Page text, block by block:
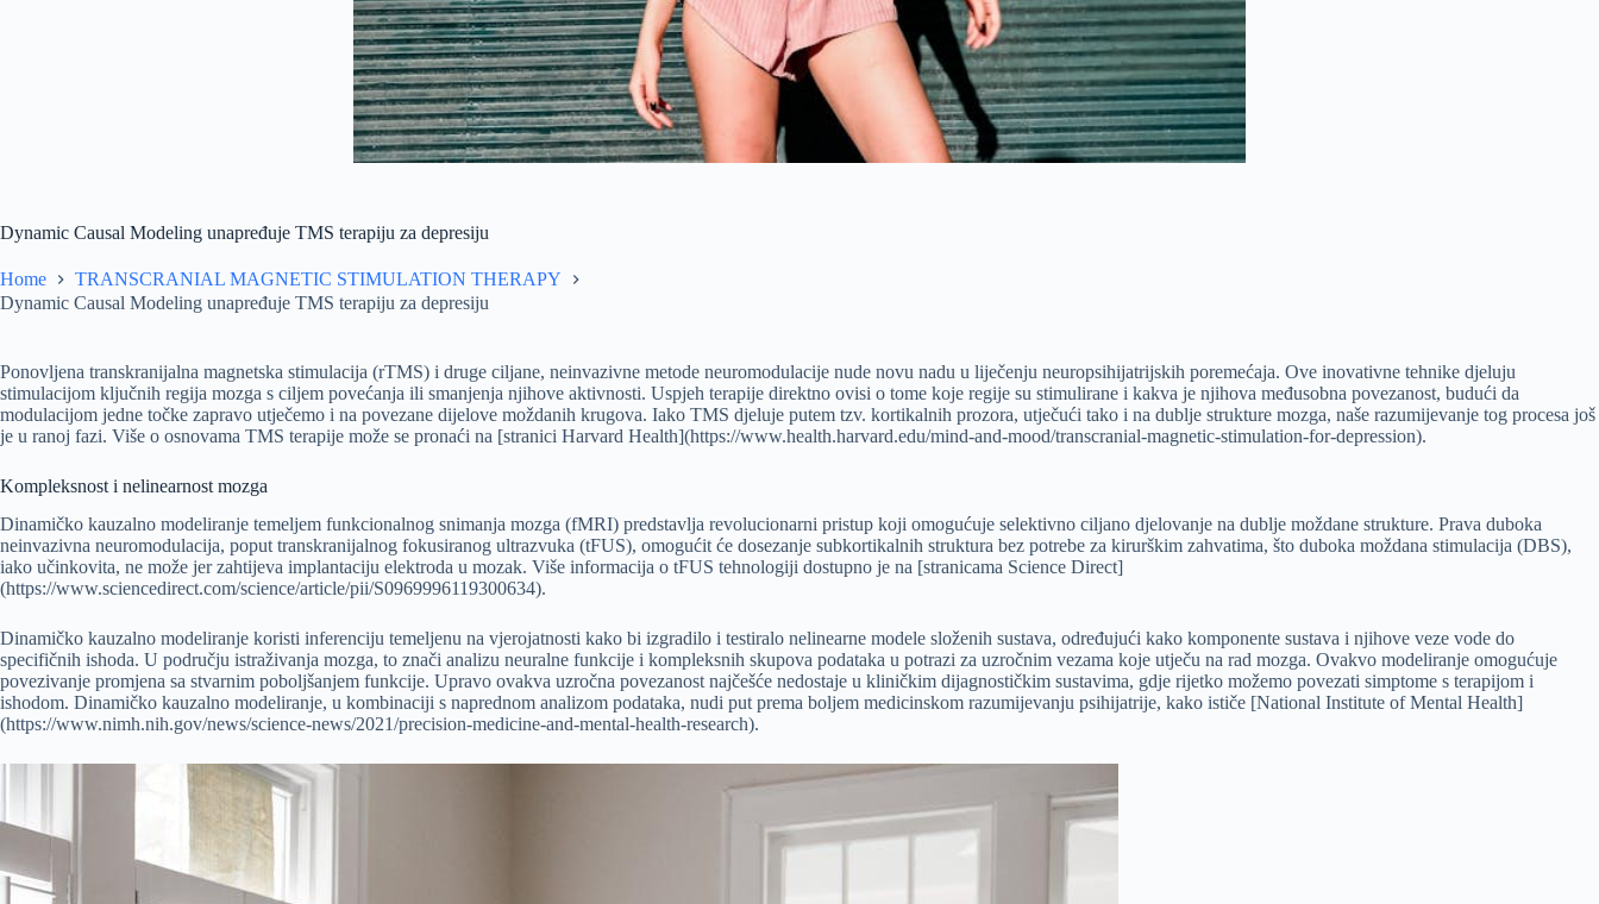
Dynamic Causal Modeling unapređuje TMS terapiju za depresiju
Home
TRANSCRANIAL MAGNETIC STIMULATION THERAPY
Dynamic Causal Modeling unapređuje TMS terapiju za depresiju
Ponovljena transkranijalna magnetska stimulacija (rTMS) i druge ciljane, neinvazivne metode neuromodulacije nude novu nadu u liječenju neuropsihijatrijskih poremećaja. Ove inovativne tehnike djeluju
stimulacijom ključnih regija mozga s ciljem povećanja ili smanjenja njihove aktivnosti. Uspjeh terapije direktno ovisi o tome koje regije su stimulirane i kakva je njihova međusobna povezanost, budući da
modulacijom jedne točke zapravo utječemo i na povezane dijelove moždanih krugova. Iako TMS djeluje putem tzv. kortikalnih prozora, utječući tako i na dublje strukture mozga, naše razumijevanje tog procesa još
je u ranoj fazi. Više o osnovama TMS terapije može se pronaći na [stranici Harvard Health](https://www.health.harvard.edu/mind-and-mood/transcranial-magnetic-stimulation-for-depression).
Kompleksnost i nelinearnost mozga
Dinamičko kauzalno modeliranje temeljem funkcionalnog snimanja mozga (fMRI) predstavlja revolucionarni pristup koji omogućuje selektivno ciljano djelovanje na dublje moždane strukture. Prava duboka
neinvazivna neuromodulacija, poput transkranijalnog fokusiranog ultrazvuka (tFUS), omogućit će dosezanje subkortikalnih struktura bez potrebe za kirurškim zahvatima, što duboka moždana stimulacija (DBS),
iako učinkovita, ne može jer zahtijeva implantaciju elektroda u mozak. Više informacija o tFUS tehnologiji dostupno je na [stranicama Science Direct]
(https://www.sciencedirect.com/science/article/pii/S0969996119300634).
Dinamičko kauzalno modeliranje koristi inferenciju temeljenu na vjerojatnosti kako bi izgradilo i testiralo nelinearne modele složenih sustava, određujući kako komponente sustava i njihove veze vode do
specifičnih ishoda. U području istraživanja mozga, to znači analizu neuralne funkcije i kompleksnih skupova podataka u potrazi za uzročnim vezama koje utječu na rad mozga. Ovakvo modeliranje omogućuje
povezivanje promjena sa stvarnim poboljšanjem funkcije. Upravo ovakva uzročna povezanost najčešće nedostaje u kliničkim dijagnostičkim sustavima, gdje rijetko možemo povezati simptome s terapijom i
ishodom. Dinamičko kauzalno modeliranje, u kombinaciji s naprednom analizom podataka, nudi put prema boljem medicinskom razumijevanju psihijatrije, kako ističe [National Institute of Mental Health]
(https://www.nimh.nih.gov/news/science-news/2021/precision-medicine-and-mental-health-research).